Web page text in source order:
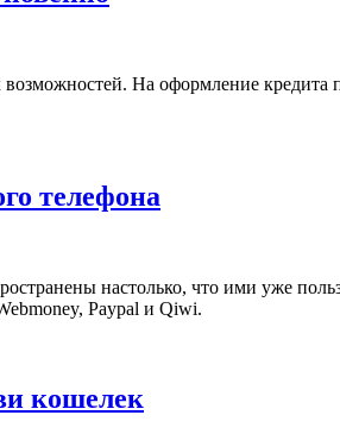
На оформление кредита
телефона
настолько, что ими уже
Paypal и Qiwi.
кошелек